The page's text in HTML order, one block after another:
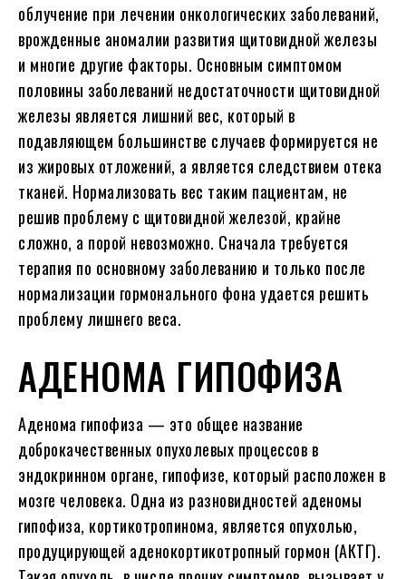
облучение при лечении онкологических заболеваний,
врожденные аномалии развития щитовидной железы
и многие другие факторы. Основным симптомом
половины заболеваний недостаточности щитовидной
железы является лишний вес, который в
подавляющем большинстве случаев формируется не
из жировых отложений, а является следствием отека
тканей. Нормализовать вес таким пациентам, не
решив проблему с щитовидной железой, крайне
сложно, а порой невозможно. Сначала требуется
терапия по основному заболеванию и только после
нормализации гормонального фона удается решить
проблему лишнего веса.
АДЕНОМА ГИПОФИЗА
Аденома гипофиза — это общее название
доброкачественных опухолевых процессов в
эндокринном органе, гипофизе, который расположен в
мозге человека. Одна из разновидностей аденомы
гипофиза, кортикотропинома, является опухолью,
продуцирующей аденокортикотропный гормон (АКТГ).